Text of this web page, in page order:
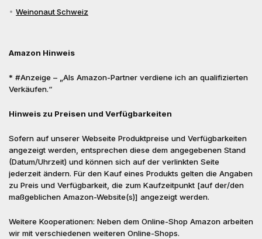
Weinonaut Schweiz
Amazon Hinweis
* #Anzeige – „Als Amazon-Partner verdiene ich an qualifizierten
Verkäufen.“
Hinweis zu Preisen und Verfügbarkeiten
Sofern auf unserer Webseite Produktpreise und Verfügbarkeiten
angezeigt werden, entsprechen diese dem angegebenen Stand
(Datum/Uhrzeit) und können sich auf der verlinkten Seite
jederzeit ändern. Für den Kauf eines Produkts gelten die Angaben
zu Preis und Verfügbarkeit, die zum Kaufzeitpunkt [auf der/den
maßgeblichen Amazon-Website(s)] angezeigt werden.
Weitere Kooperationen: Neben dem Online-Shop Amazon arbeiten
wir mit verschiedenen weiteren Online-Shops.